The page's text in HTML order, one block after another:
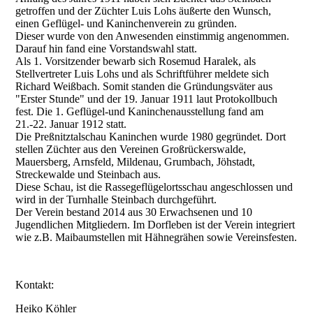
getroffen und der Züchter Luis Lohs äußerte den Wunsch,
einen Geflügel- und Kaninchenverein zu gründen.
Dieser wurde von den Anwesenden einstimmig angenommen.
Darauf hin fand eine Vorstandswahl statt.
Als 1. Vorsitzender bewarb sich Rosemud Haralek, als
Stellvertreter Luis Lohs und als Schriftführer meldete sich
Richard Weißbach. Somit standen die Gründungsväter aus
"Erster Stunde" und der 19. Januar 1911 laut Protokollbuch
fest. Die 1. Geflügel-und Kaninchenausstellung fand am
21.-22. Januar 1912 statt.
Die Preßnitztalschau Kaninchen wurde 1980 gegründet. Dort
stellen Züchter aus den Vereinen Großrückerswalde,
Mauersberg, Arnsfeld, Mildenau, Grumbach, Jöhstadt,
Streckewalde und Steinbach aus.
Diese Schau, ist die Rassegeflügelortsschau angeschlossen und
wird in der Turnhalle Steinbach durchgeführt.
Der Verein bestand 2014 aus 30 Erwachsenen und 10
Jugendlichen Mitgliedern. Im Dorfleben ist der Verein integriert
wie z.B. Maibaumstellen mit Hähnegrähen sowie Vereinsfesten.
Kontakt:
Heiko Köhler